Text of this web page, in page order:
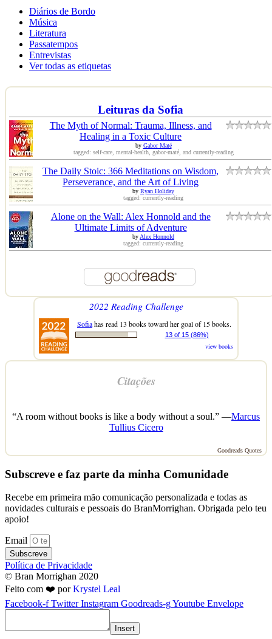
Diários de Bordo
Música
Literatura
Passatempos
Entrevistas
Ver todas as etiquetas
Leituras da Sofia
The Myth of Normal: Trauma, Illness, and
Healing in a Toxic Culture
by Gabor Maté
tagged: self-care, mental-health, gabor-maté, and currently-reading
The Daily Stoic: 366 Meditations on Wisdom,
Perseverance, and the Art of Living
by Ryan Holiday
tagged: currently-reading
Alone on the Wall: Alex Honnold and the
Ultimate Limits of Adventure
byAlex Honnold
tagged: currently-reading
2022 Reading Challenge
Sofiahas read 13 books toward her goal of 15 books.
13 of 15 (86%)
view books
Citações
“A room without books is like a body without a soul.” —Marcus
Tullius Cicero
Goodreads Quotes
Subscreve e faz parte da minha Comunidade
Recebe em primeira mão comunicação personalizada e todas as
novidades culturais e pessoais do BranMorrighan. Obrigada pelo teu
apoio!
Email
Subscreve
Política de Privacidade
© Bran Morrighan 2020
Feito com ❤️ porKrystel Leal
Facebook-f Twitter Instagram Goodreads-gYoutube Envelope
Insert